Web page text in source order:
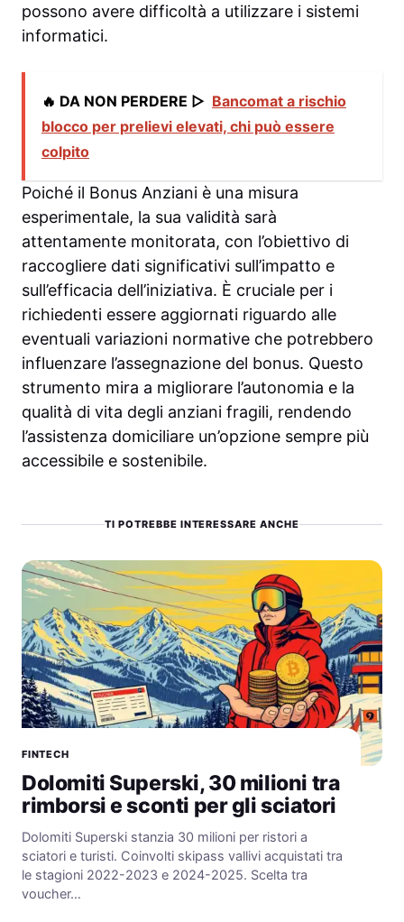
possono avere difficoltà a utilizzare i sistemi
informatici.
🔥 DA NON PERDERE ▷ Bancomat a rischio
blocco per prelievi elevati, chi può essere
colpito
Poiché il Bonus Anziani è una misura
esperimentale, la sua validità sarà
attentamente monitorata, con l’obiettivo di
raccogliere dati significativi sull’impatto e
sull’efficacia dell’iniziativa. È cruciale per i
richiedenti essere aggiornati riguardo alle
eventuali variazioni normative che potrebbero
influenzare l’assegnazione del bonus. Questo
strumento mira a migliorare l’autonomia e la
qualità di vita degli anziani fragili, rendendo
l’assistenza domiciliare un’opzione sempre più
accessibile e sostenibile.
TI POTREBBE INTERESSARE ANCHE
FINTECH
Dolomiti Superski, 30 milioni tra
rimborsi e sconti per gli sciatori
Dolomiti Superski stanzia 30 milioni per ristori a
sciatori e turisti. Coinvolti skipass vallivi acquistati tra
le stagioni 2022-2023 e 2024-2025. Scelta tra
voucher…